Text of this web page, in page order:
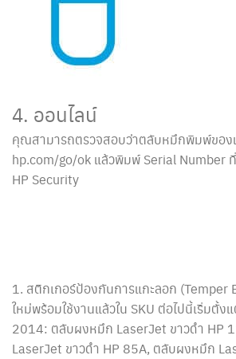
4. ออนไลน์
คุณสามารถตรวจสอบว่าตลับหมึกพิมพ์ของแ
hp.com/go/ok แล้วพิมพ์ Serial Number
HP Security
1. สติกเกอร์ป้องกันการแกะลอก (Temper
ใหม่พร้อมใช้งานแล้วใน SKU ต่อไปนี้เริ่มตั้ง
2014: ตลับผงหมึก LaserJet ขาวดำ HP
LaserJet ขาวดำ HP 85A, ตลับผงหมึก